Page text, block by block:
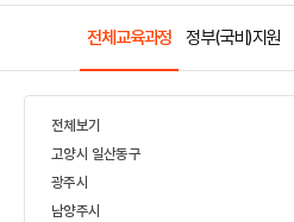
전체교육과정 정부(국비)지원
전체보기
고양시 일산동구
광주시
남양주시